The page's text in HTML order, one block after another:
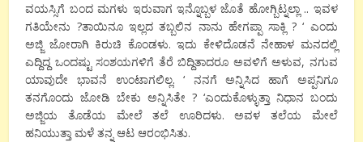
ವಯಸ್ಸಿಗೆ ಬಂದ ಮಗಳು ಇರುವಾಗ ಇನ್ನೊಬ್ಬಳ ಜೊತೆ ಹೋಗ್ಬಿಟ್ನಲ್ಲಾ .. ಇವಳ
ಗತಿಯೇನು ?ತಾಯಿನೂ ಇಲ್ಲದ ತಬ್ಬಲಿನ ನಾನು ಹೇಗಪ್ಪಾ ಸಾಕ್ಲಿ ? ‘ ಎಂದು
ಅಜ್ಜಿ ಜೋರಾಗಿ ಕಿರುಚಿ ಕೊಂಡಳು. ಇದು ಕೇಳಿದೊಡನೆ ನೇಹಾಳ ಮನದಲ್ಲಿ
ಎದ್ದಿದ್ದ ಒಂದಷ್ಟು ಸಂಶಯಗಳಿಗೆ ತೆರೆ ಬಿದ್ದಿತಾದರೂ ಅವಳಿಗೆ ಅಳುವ, ನಗುವ
ಯಾವುದೇ ಭಾವನೆ ಉಂಟಾಗಲಿಲ್ಲ. ‘ ನನಗೆ ಅನ್ನಿಸಿದ ಹಾಗೆ ಅಪ್ಪನಿಗೂ
ತನಗೊಂದು ಜೋಡಿ ಬೇಕು ಅನ್ನಿಸಿತೇ ? ‘ಎಂದುಕೊಳ್ಳುತ್ತಾ ನಿಧಾನ ಬಂದು
ಅಜ್ಜಿಯ ತೊಡೆಯ ಮೇಲೆ ತಲೆ ಊರಿದಳು. ಅವಳ ತಲೆಯ ಮೇಲೆ
ಹನಿಯುತ್ತಾ ಮಳೆ ತನ್ನ ಆಟ ಆರಂಭಿಸಿತು.